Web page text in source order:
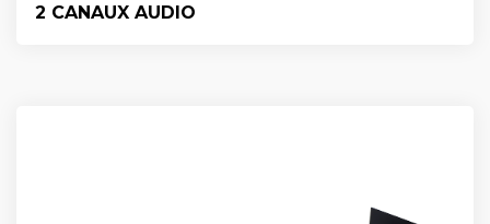
2 CANAUX AUDIO